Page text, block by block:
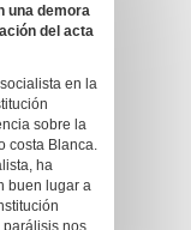
una demora
del acta
en la
sobre la
costa Blanca.
ha
buen lugar a
parálisis nos